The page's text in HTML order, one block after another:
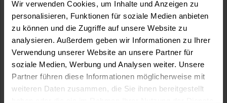
Wir verwenden Cookies, um Inhalte und Anzeigen zu
personalisieren, Funktionen für soziale Medien anbieten
zu können und die Zugriffe auf unsere Website zu
analysieren. Außerdem geben wir Informationen zu Ihrer
Verwendung unserer Website an unsere Partner für
soziale Medien, Werbung und Analysen weiter. Unsere
Partner führen diese Informationen möglicherweise mit
weiteren Daten zusammen, die Sie ihnen bereitgestellt
Merken Fragen zum Artikel?
Artikel-Nr.: STA0008
Sie möchten eine größere Menge kaufen
und wünschen ein Angebot?